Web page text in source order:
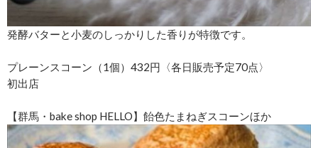
発酵バターと小麦のしっかりした香りが特徴です。
プレーンスコーン（1個）432円〈各日販売予定70点〉
初出店
【群馬・bake shop HELLO】飴色たまねぎスコーンほか